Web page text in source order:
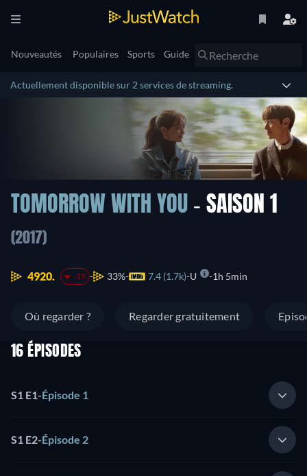
Nouveautés Populaires Sports Guide
Actuellement disponible sur 2 services de streaming.
TOMORROW WITH YOU - SAISON 1
(2017)
4920. -19 33% 7.4 (1.7k) U 1h 5min
Où regarder ? Regarder gratuitement
16 ÉPISODES
S1 E1-Épisode 1
S1 E2-Épisode 2